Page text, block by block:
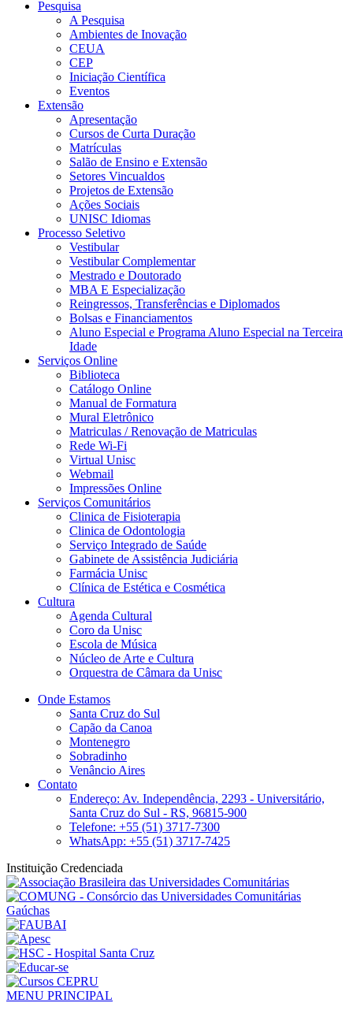
Pesquisa
A Pesquisa
Ambientes de Inovação
CEUA
CEP
Iniciação Científica
Eventos
Extensão
Apresentação
Cursos de Curta Duração
Matrículas
Salão de Ensino e Extensão
Setores Vincualdos
Projetos de Extensão
Ações Sociais
UNISC Idiomas
Processo Seletivo
Vestibular
Vestibular Complementar
Mestrado e Doutorado
MBA E Especialização
Reingressos, Transferências e Diplomados
Bolsas e Financiamentos
Aluno Especial e Programa Aluno Especial na Terceira
Idade
Serviços Online
Biblioteca
Catálogo Online
Manual de Formatura
Mural Eletrônico
Matriculas / Renovação de Matriculas
Rede Wi-Fi
Virtual Unisc
Webmail
Impressões Online
Serviços Comunitários
Clinica de Fisioterapia
Clinica de Odontologia
Serviço Integrado de Saúde
Gabinete de Assistência Judiciária
Farmácia Unisc
Clínica de Estética e Cosmética
Cultura
Agenda Cultural
Coro da Unisc
Escola de Música
Núcleo de Arte e Cultura
Orquestra de Câmara da Unisc
Onde Estamos
Santa Cruz do Sul
Capão da Canoa
Montenegro
Sobradinho
Venâncio Aires
Contato
Endereço: Av. Independência, 2293 - Universitário,
Santa Cruz do Sul - RS, 96815-900
Telefone: +55 (51) 3717-7300
WhatsApp: +55 (51) 3717-7425
Instituição Credenciada
MENU PRINCIPAL